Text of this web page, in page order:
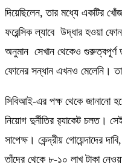
দিয়েছিলেন, তার মধ্যে একটির
ফরেন্সিক ল্যাবে উদ্ধার হওয়া
অনুমান সেখান থেকেও গুরুত্বপূর্ণ
ফোনের সন্ধান এখনও মেলেনি।
সিবিআই-এর পক্ষ থেকে জানানো
নিয়োগ দুর্নীতির র‌্যাকেট চলত।
সাপেক্ষ। কেন্দ্রীয় গোয়েন্দাদের
তাঁদের থেকে ৮-১০ লাখ টাকা